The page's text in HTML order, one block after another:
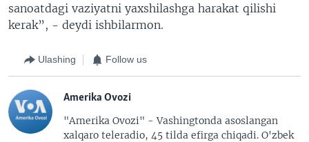
sanoatdagi vaziyatni yaxshilashga harakat qilishi
kerak”, - deydi ishbilarmon.
Ulashing Follow us
Amerika Ovozi
"Amerika Ovozi" - Vashingtonda asoslangan
xalqaro teleradio, 45 tilda efirga chiqadi. O'zbek